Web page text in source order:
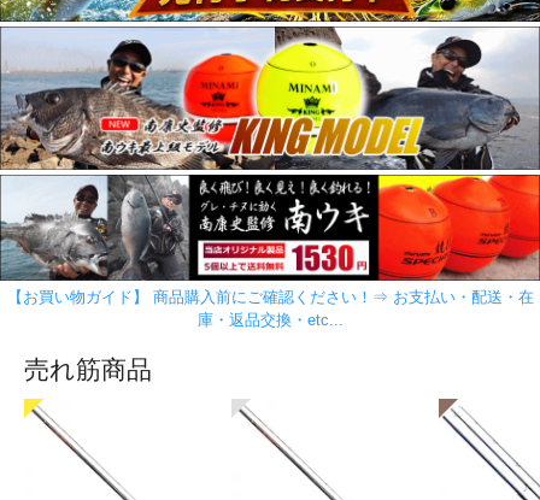
【お買い物ガイド】 商品購入前にご確認ください！⇒ お支払い・配送・在
庫・返品交換・etc...
売れ筋商品